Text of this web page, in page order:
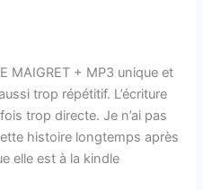
MAIGRET + MP3 unique et
trop répétitif. L’écriture
trop directe. Je n’ai pas
histoire longtemps après
elle est à la kindle